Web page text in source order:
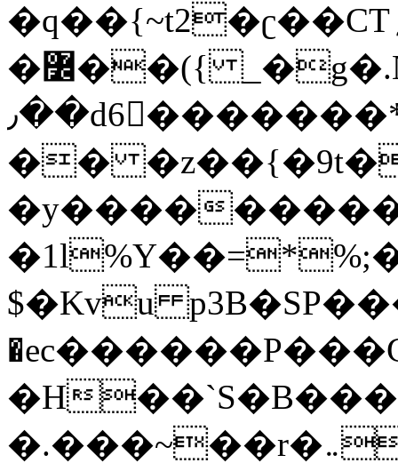
�q��{~t2�ʗ��CT؍���������{�~}ur����u�}o����(�:�j���=����{�۝Vo�An��J^��������M\M�'{{l�i
�߼��({ _�g�.Nfӻg����f7z91o^��̤^�>��2�`�:|#dk�{>�>>&�tsw�Nwo�?
٫��d6򆧇�������*��[|^]oo���NW~zz>�X&�u�=K?
��
�y����
$�Kvu
�H
�.���~��r�޼�}�܅�mؕWu���K}